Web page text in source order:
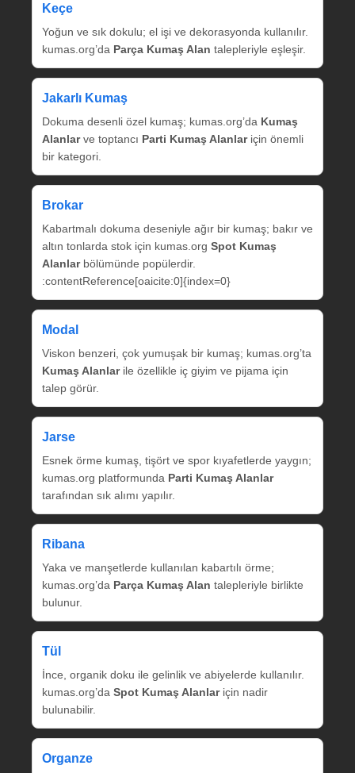
Keçe
Yoğun ve sık dokulu; el işi ve dekorasyonda kullanılır.
kumas.org’da Parça Kumaş Alan talepleriyle eşleşir.
Jakarlı Kumaş
Dokuma desenli özel kumaş; kumas.org’da Kumaş
Alanlarve toptancı Parti Kumaş Alanlariçin önemli
bir kategori.
Brokar
Kabartmalı dokuma deseniyle ağır bir kumaş; bakır ve
altın tonlarda stok için kumas.org Spot Kumaş
Alanlarbölümünde popülerdir.
:contentReference[oaicite:0]{index=0}
Modal
Viskon benzeri, çok yumuşak bir kumaş; kumas.org’ta
Kumaş Alanlarile özellikle iç giyim ve pijama için
talep görür.
Jarse
Esnek örme kumaş, tişört ve spor kıyafetlerde yaygın;
kumas.org platformunda Parti Kumaş Alanlar
tarafından sık alımı yapılır.
Ribana
Yaka ve manşetlerde kullanılan kabartılı örme;
kumas.org’da Parça Kumaş Alan talepleriyle birlikte
bulunur.
Tül
İnce, organik doku ile gelinlik ve abiyelerde kullanılır.
kumas.org’da Spot Kumaş Alanlariçin nadir
bulunabilir.
Organze